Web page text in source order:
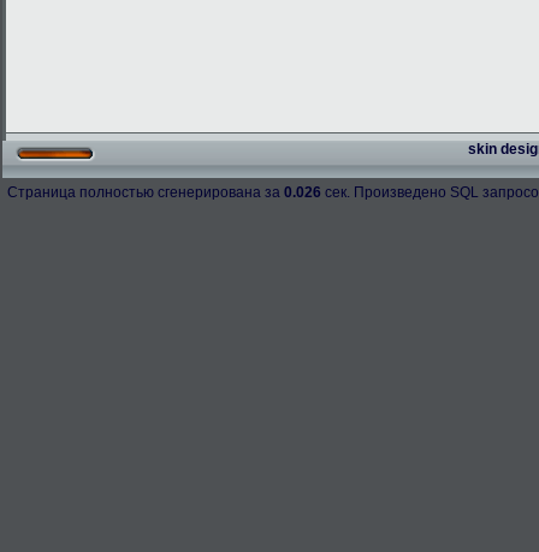
skin
Страница полностью сгенерирована за 0.026 сек. Произведено SQL